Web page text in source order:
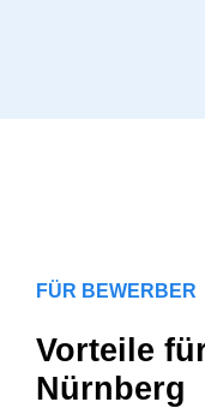
FÜR BEWERBER
Vorteile
Nürnberg